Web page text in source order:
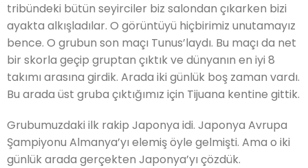
tribündeki bütün seyirciler biz salondan çıkarken bizi
ayakta alkışladılar. O görüntüyü hiçbirimiz unutamayız
bence. O grubun son maçı Tunus’laydı. Bu maçı da net
bir skorla geçip gruptan çıktık ve dünyanın en iyi 8
takımı arasına girdik. Arada iki günlük boş zaman vardı.
Bu arada üst gruba çıktığımız için Tijuana kentine gittik.
Grubumuzdaki ilk rakip Japonya idi. Japonya Avrupa
Şampiyonu Almanya’yı elemiş öyle gelmişti. Ama o iki
günlük arada gerçekten Japonya’yı çözdük.